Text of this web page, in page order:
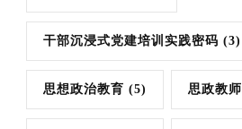
干部沉浸式党建培训实践密码 (3)
思想政治教育 (5) 思政教师